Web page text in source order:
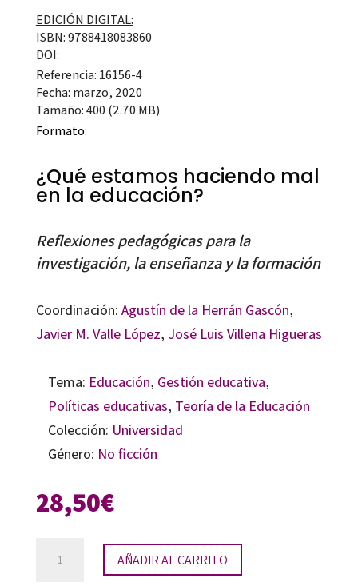
EDICIÓN DIGITAL:
ISBN: 9788418083860
DOI:
Referencia: 16156-4
Fecha: marzo, 2020
Tamaño: 400 (2.70 MB)
Formato:
¿Qué estamos haciendo mal
en la educación?
Reflexiones pedagógicas para la
investigación, la enseñanza y la formación
Coordinación: Agustín de la Herrán Gascón,
Javier M. Valle López, José Luis Villena Higueras
Tema: Educación, Gestión educativa,
Políticas educativas, Teoría de la Educación
Colección: Universidad
Género: No ficción
28,50€
AÑADIR AL CARRITO